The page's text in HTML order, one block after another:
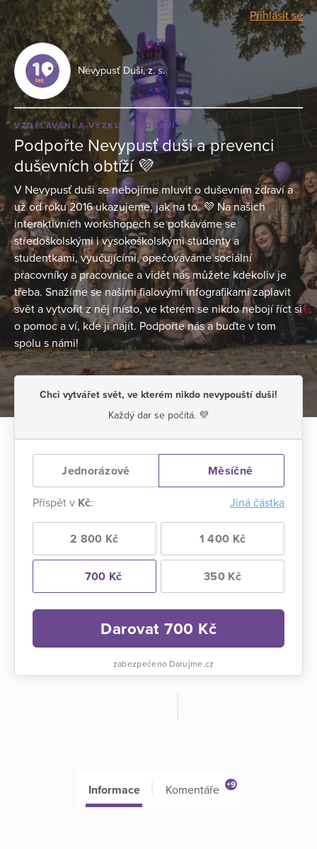
Přihlásit se
Nevypusť Duši, z. s.
VZDĚLÁVÁNÍ A VÝZKUM ZDRAVÍ
Podpořte Nevypusť duši a prevenci
duševních obtíží 💜
V Nevypusť duši se nebojíme mluvit o duševním zdraví a
už od roku 2016 ukazujeme, jak na to. 💜 Na našich
interaktivních workshopech se potkáváme se
středoškolskými i vysokoškolskými studenty a
studentkami, vyučujícími, opečováváme sociální
pracovníky a pracovnice a vidět nás můžete kdekoliv je
třeba. Snažíme se našimi fialovými infografikami zaplavit
svět a vytvořit z něj místo, ve kterém se nikdo nebojí říct si
o pomoc a ví, kde ji najít. Podpořte nás a buďte v tom
spolu s námi!
Chci vytvářet svět, ve kterém nikdo nevypouští duši!
Každý dar se počítá. 💜
Jednorázově Měsíčně
Přispět v Kč: Jiná částka
2 800 Kč 1 400 Kč
700 Kč 350 Kč
Darovat 700 Kč
zabezpečeno Darujme.cz
Informace Komentáře +9